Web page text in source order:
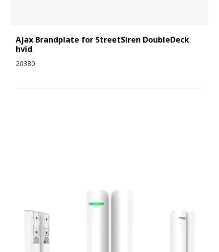
Ajax Brandplate for StreetSiren DoubleDeck
hvid
20380